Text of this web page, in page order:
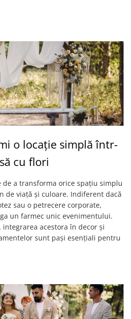
o locație simplă într-
cu flori
de a transforma orice spațiu simplu
de viață și culoare. Indiferent dacă
sau o petrecere corporate,
un farmec unic evenimentului.
acestora în decor și
sunt pași esențiali pentru